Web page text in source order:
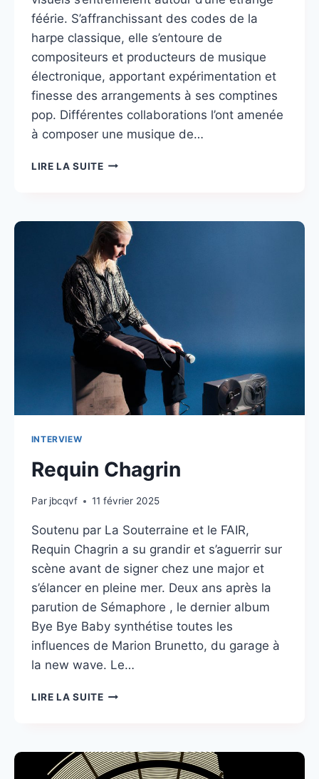
féérie. S’affranchissant des codes de la
harpe classique, elle s’entoure de
compositeurs et producteurs de musique
électronique, apportant expérimentation et
finesse des arrangements à ses comptines
pop. Différentes collaborations l’ont amenée
à composer une musique de…
LIRE LA SUITELAURE
ÉLECTRONIRIQUE
INTERVIEW
Requin Chagrin
Par jbcqvf 11 février 2025
Soutenu par La Souterraine et le FAIR,
Requin Chagrin a su grandir et s’aguerrir sur
scène avant de signer chez une major et
s’élancer en pleine mer. Deux ans après la
parution de Sémaphore , le dernier album
Bye Bye Baby synthétise toutes les
influences de Marion Brunetto, du garage à
la new wave. Le…
LIRE LA SUITEREQUIN